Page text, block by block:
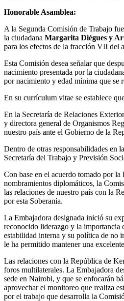
Honorable Asamblea:
A la Segunda Comisión de Trabajo
la ciudadana Margarita Diégues y
para los efectos de la fracción VII del
Esta Comisión desea señalar que
nacimiento presentada por la
por nacimiento y edad mínima que se
En su currículum vitae se establece
En la Secretaría de Relaciones
y directora general de Organismos
nuestro país ante el Gobierno de la
Dentro de otras responsabilidades en
Secretaría del Trabajo y Previsión
Con base en el acuerdo tomado por
nombramientos diplomáticos, la
las relaciones de nuestro país con la
por esta Soberanía.
La Embajadora designada inició su
reconocido liderazgo y la importancia
estabilidad interna y su política de no
le ha permitido mantener una
Las relaciones con la República de
foros multilaterales. La Embajadora
sede en Nairobi, y que se enfocarán
aprovechar el monitoreo que realiza
por el trabajo que desarrolla la